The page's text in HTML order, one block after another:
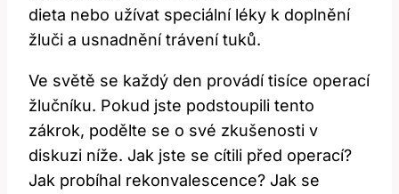
dieta nebo​ užívat speciální léky k doplnění
žluči a usnadnění trávení tuků.
Ve světě se každý den provádí tisíce operací
žlučníku. Pokud jste⁣ podstoupili⁢ tento
‌zákrok,‍ podělte se o své zkušenosti v⁣
diskuzi níže.⁣ Jak jste se cítili před operací?
Jak probíhal rekonvalescence?⁣ Jak se